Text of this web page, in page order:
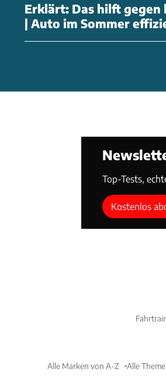
Erklärt: Das hilft
| Auto im Sommer
Trick
Top-Tests,
Kostenlos
Alle Marken von A-Z Alle